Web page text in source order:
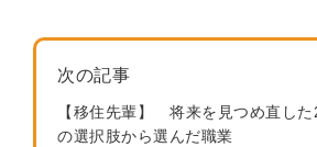
次の記事
【移住先輩】 将来を見つめ直し
の選択肢から選んだ職業